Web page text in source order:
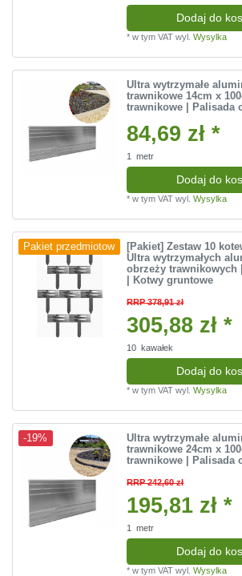
Dodaj do
*w tym VAT wyl.Wysylka
Ultra wytrzymałe
trawnikowe 14cm x
trawnikowe | Palisada
84,69 zł *
1 metr
Dodaj do
*w tym VAT wyl.Wysylka
Pakiet przedmiotow
[Pakiet] Zestaw 10
Ultra wytrzymałych
obrzeży trawnikowych
| Kotwy gruntowe
RRP 378,91 zł
305,88 zł *
10 kawałek
Dodaj do
*w tym VAT wyl.Wysylka
-19%
Ultra wytrzymałe
trawnikowe 24cm x
trawnikowe | Palisada
RRP 242,60 zł
195,81 zł *
1 metr
Dodaj do
*w tym VAT wyl.Wysylka